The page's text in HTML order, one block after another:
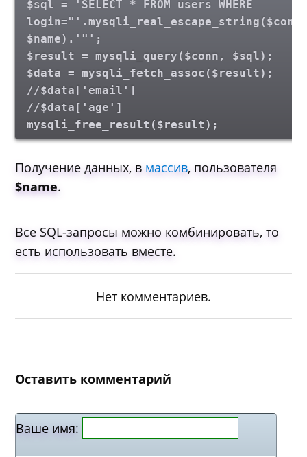
$sql = 'SELECT * FROM users WHERE
login="'.mysqli_real_escape_string($conn,
$name).'"';
$result = mysqli_query($conn, $sql);
$data = mysqli_fetch_assoc($result);
//$data['email']
//$data['age']
mysqli_free_result($result);
Получение данных, в массив, пользователя
$name.
Все SQL-запросы можно комбинировать, то
есть использовать вместе.
Нет комментариев.
Оставить комментарий
Ваше имя: